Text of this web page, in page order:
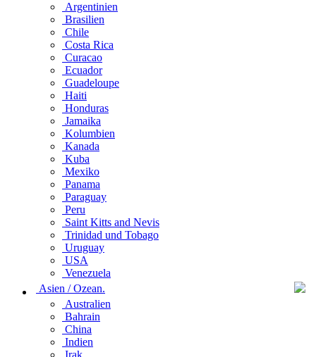
Argentinien
Brasilien
Chile
Costa Rica
Curacao
Ecuador
Guadeloupe
Haiti
Honduras
Jamaika
Kolumbien
Kanada
Kuba
Mexiko
Panama
Paraguay
Peru
Saint Kitts and Nevis
Trinidad und Tobago
Uruguay
USA
Venezuela
Asien / Ozean.
Australien
Bahrain
China
Indien
Irak